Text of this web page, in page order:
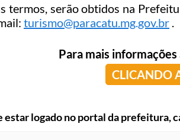
termos, serão obtidos na
turismo@paracatu.mg.gov.br .
Para mais
CLICANDO
logado no portal da prefeitura,